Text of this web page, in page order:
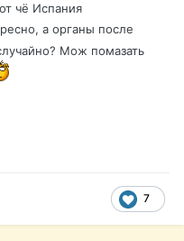
чё Испания
а органы после
Мож помазать
7